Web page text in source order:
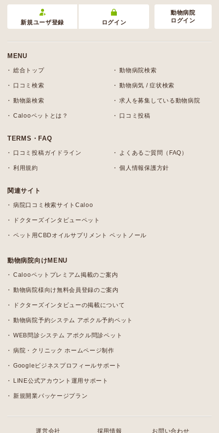
新規ユーザ登録 ログイン
動物病院
ログイン
MENU
総合トップ 動物病院検索
口コミ検索 動物病気 / 症状検索
動物薬検索 求人を募集している動物病院
Calooペットとは？ 口コミ投稿
TERMS・FAQ
口コミ投稿ガイドライン よくあるご質問（FAQ）
利用規約 個人情報保護方針
関連サイト
病院口コミ検索サイトCaloo
ドクターズインタビューペット
ペット用CBDオイルサプリメント ペットノール
動物病院向けMENU
Calooペットプレミアム掲載のご案内
動物病院様向け無料会員登録のご案内
ドクターズインタビューの掲載について
動物病院予約システム アポクル予約ペット
WEB問診システム アポクル問診ペット
病院・クリニック ホームページ制作
Googleビジネスプロフィールサポート
LINE公式アカウント運用サポート
新規開業パッケージプラン
運営会社 採用情報 お問い合わせ